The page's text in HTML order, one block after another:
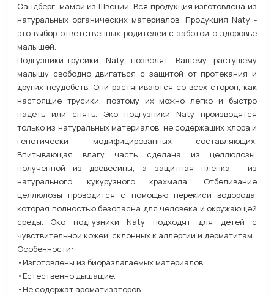
Сандберг, мамой из Швеции. Вся продукция изготовлена из
натуральных органических материалов. Продукция Naty -
это выбор ответственных родителей с заботой о здоровье
малышей.
Подгузники-трусики Naty позволят Вашему растущему
малышу свободно двигаться с защитой от протекания и
других неудобств. Они растягиваются со всех сторон, как
настоящие трусики, поэтому их можно легко и быстро
надеть или снять. Эко подгузники Naty производятся
только из натуральных материалов, не содержащих хлора и
генетически модифицированных составляющих.
Впитывающая влагу часть сделана из целлюлозы,
полученной из древесины, а защитная пленка - из
натурального кукурузного крахмала. Отбеливание
целлюлозы проводится с помощью перекиси водорода,
которая полностью безопасна для человека и окружающей
среды. Эко подгузники Naty подходят для детей с
чувствительной кожей, склонных к аллергии и дерматитам.
Особенности:
•Изготовлены из биоразлагаемых материалов.
•Естественно дышащие.
•Не содержат ароматизаторов.